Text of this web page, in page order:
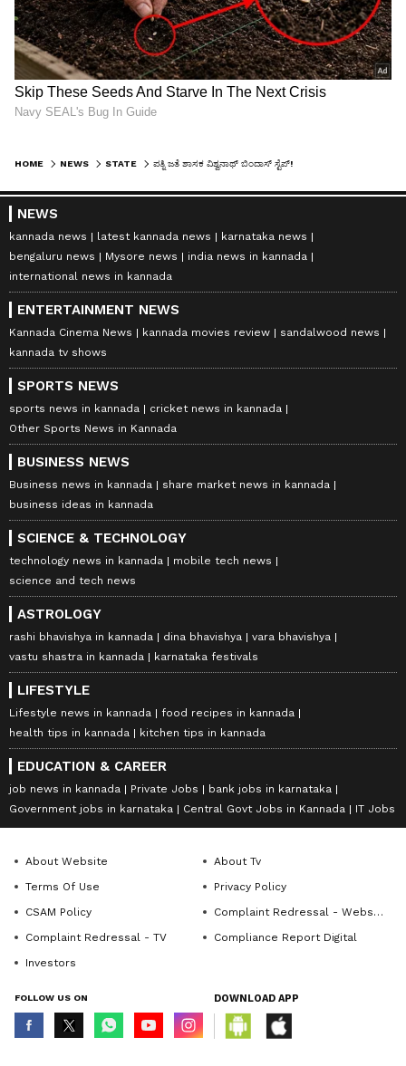
HOME NEWS STATE ಪತ್ನಿ ಜತೆ ಶಾಸಕ ವಿಶ್ವನಾಥ್‌ ಬಿಂದಾಸ್‌ ಸ್ಟೆಪ್‌!
NEWS
kannada news latest kannada news
karnataka news
bengaluru news
Mysore news
india news in kannada
international news in kannada
ENTERTAINMENT NEWS
Kannada Cinema News kannada movies review
sandalwood news
kannada tv shows
SPORTS NEWS
sports news in kannada
cricket news in kannada
Other Sports News in Kannada
BUSINESS NEWS
Business news in kannada
share market news in kannada
business ideas in kannada
SCIENCE & TECHNOLOGY
technology news in kannada
mobile tech news
science and tech news
ASTROLOGY
rashi bhavishya in kannada dina bhavishya
vara bhavishya
vastu shastra in kannada
karnataka festivals
LIFESTYLE
Lifestyle news in kannada
food recipes in kannada
health tips in kannada
kitchen tips in kannada
EDUCATION & CAREER
job news in kannada Private Jobs
bank jobs in karnataka
Government jobs in karnataka
Central Govt Jobs in Kannada IT Jobs
About Website
About Tv
Terms Of Use
Privacy Policy
CSAM Policy
Complaint Redressal - Website
Complaint Redressal - TV
Compliance Report Digital
Investors
FOLLOW US ON DOWNLOAD APP